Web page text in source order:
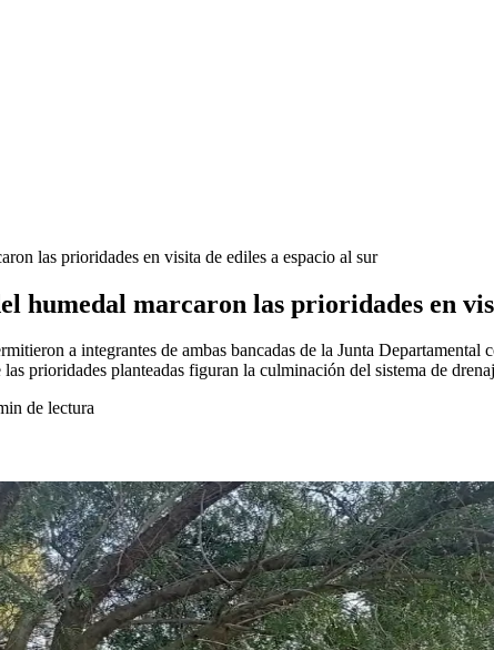
las prioridades en visita de ediles a espacio al sur
humedal marcaron las prioridades en
a integrantes de ambas bancadas de la Junta
prioridades planteadas figuran la culminación del sistema de
de lectura